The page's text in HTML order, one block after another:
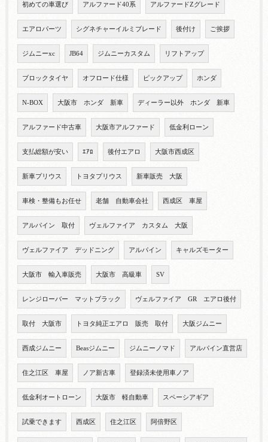
初めての車選び アルファード40系 アルファードZグレード
エアロパーツ シグネチャーイルミブレード 後付け ご挨拶
ジムニーxc JB64 ジムニーカスタム リフトアップ
ブロックタイヤ オフロード仕様 ピックアップ ホンダ
N-BOX 大阪市 ホンダ 新車 ディーラー以外 ホンダ 新車
アルファード中古車 大阪市アルファード 低金利ローン
支払総額が安い ｴｱﾛ 後付エアロ 大阪市西成区
新車プリウス トヨタプリウス 新車販売 大阪
車検・整備もお任せ 老舗 自動車会社 西成区 車屋
アルパイン 取付 ヴェルファイア カスタム 大阪
ヴェルファイア デッドニング アルパイン キャルズモーター
大阪市 輸入車販売 大阪市 高級車 SV
レンジローバー マットブラック ヴェルファイア GR エアロ後付
取付 大阪市 トヨタ純正エアロ 販売 取付 大阪ジムニー
西成ジムニー Beasジムニー ジムニーノマド アルパイン直営店
住之江区 車屋 ノア新古車 登録済未使用車ノア
低金利オートローン 大阪市 軽自動車 スペーシアギア
試乗できます 西成区 住之江区 阿倍野区